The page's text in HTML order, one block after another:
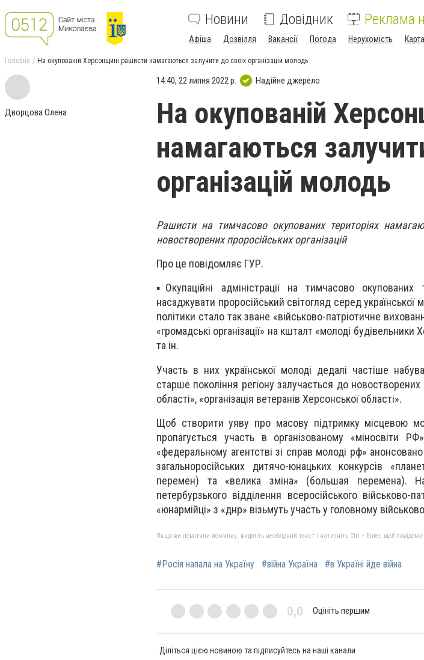
Новини Довідник Реклама
Афіша Дозвілля Вакансії Погода Нерухомість
Головна На окупованій Херсонщині рашисти намагаються залучити до своїх організацій молодь
Дворцова Олена
14:40, 22 липня 2022 р. Надійне джерело
На окупованій
намагаються
організацій молодь
Рашисти на тимчасово окупованих територіях
новостворених проросійських організацій
Про це повідомляє ГУР.
▪Окупаційні адміністрації на тимчасово
насаджувати проросійський світогляд серед української
політики стало так зване «військово-патріотичне
«громадські організації» на кшталт «молоді
та ін.
Участь в них української молоді дедалі частіше
старше покоління регіону залучається до новостворених
області», «організація ветеранів Херсонської області».
Щоб створити уяву про масову підтримку місцевою
пропагується участь в організованому «міносвіти
«федеральному агентстві зі справ молоді рф»
загальноросійських дитячо-юнацьких конкурсів
перемен) та «велика зміна» (большая перемена).
петербурзького відділення всеросійського військово-
«юнармійці» з «днр» візьмуть участь у головному
Якщо ви помітили помилку, виділіть необхідний текст і натисніть Ctrl + Enter, щоб
#Росія напала на Україну #війна Україна #в Україні йде війна
0,0 Оцініть першим
Діліться цією новиною та підписуйтесь на наші канали